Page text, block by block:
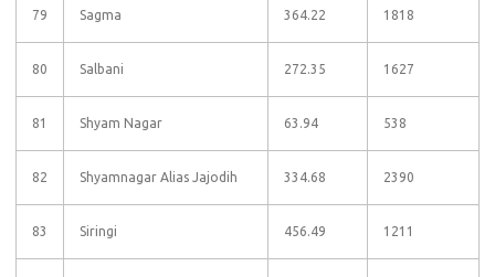
79 Sagma 364.22 1818
80 Salbani 272.35 1627
81 Shyam Nagar 63.94 538
82 Shyamnagar Alias Jajodih 334.68 2390
83 Siringi 456.49 1211